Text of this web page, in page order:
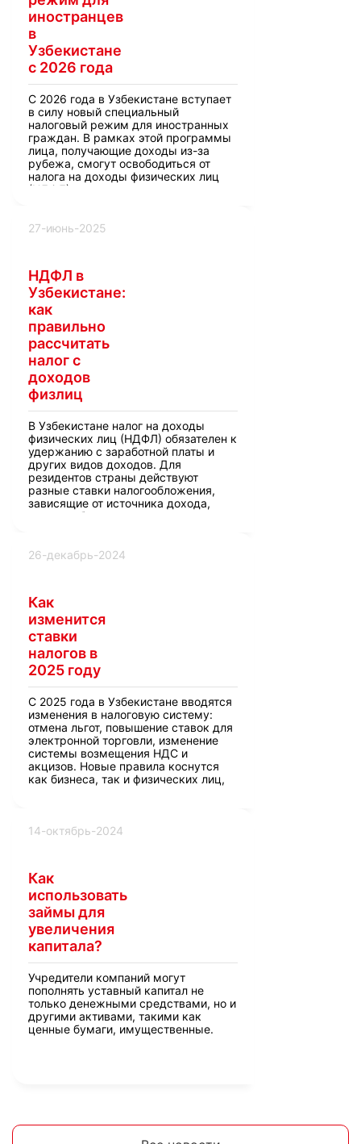
иностранцев
в
Узбекистане
с 2026 года
С 2026 года в Узбекистане вступает
в силу новый специальный
налоговый режим для иностранных
граждан. В рамках этой программы
лица, получающие доходы из-за
рубежа, смогут освободиться от
налога на доходы физических лиц
(НДФЛ).
27-июнь-2025
НДФЛ в
Узбекистане:
как
правильно
рассчитать
налог с
доходов
физлиц
В Узбекистане налог на доходы
физических лиц (НДФЛ) обязателен к
удержанию с заработной платы и
других видов доходов. Для
резидентов страны действуют
разные ставки налогообложения,
зависящие от источника дохода,
места работы и региона.
26-декабрь-2024
Как
изменится
ставки
налогов в
2025 году
С 2025 года в Узбекистане вводятся
изменения в налоговую систему:
отмена льгот, повышение ставок для
электронной торговли, изменение
системы возмещения НДС и
акцизов. Новые правила коснутся
как бизнеса, так и физических лиц,
14-октябрь-2024
Как
использовать
займы для
увеличения
капитала?
Учредители компаний могут
пополнять уставный капитал не
только денежными средствами, но и
другими активами, такими как
ценные бумаги, имущественные.